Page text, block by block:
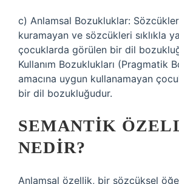
c) Anlamsal Bozukluklar:
kuramayan ve sözcükleri sıklıkla
çocuklarda görülen bir dil
Kullanım Bozuklukları (Pragmatik
amacına uygun kullanamayan
bir dil bozukluğudur.
SEMANTIK
NEDIR?
Anlamsal özellik, bir sözcüksel